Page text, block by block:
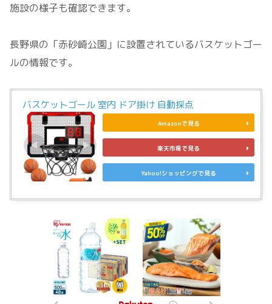
施設の様子も確認できます。
長野県の「赤砂崎公園」に設置されているバスケットゴー
ルの情報です。
バスケットゴール 室内 ドア掛け 自動採点
Amazonで見る
楽天市場で見る
Yahoo!ショッピングで見る